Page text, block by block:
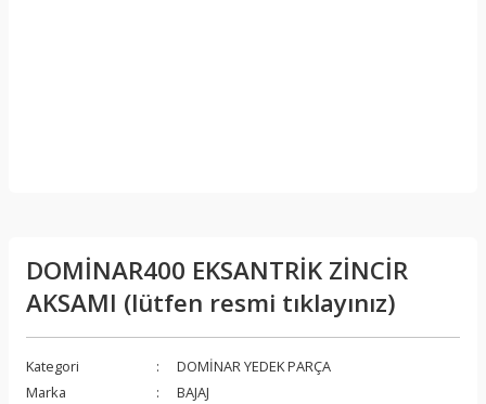
DOMİNAR400 EKSANTRİK ZİNCİR
AKSAMI (lütfen resmi tıklayınız)
Kategori
DOMİNAR YEDEK PARÇA
Marka
BAJAJ